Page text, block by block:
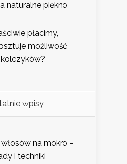
naturalne piękno
płacimy,
możliwość
wpisy
na mokro –
i techniki